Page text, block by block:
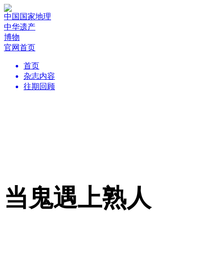
中国国家地理
中华遗产
博物
官网首页
首页
杂志内容
往期回顾
当鬼遇上熟人